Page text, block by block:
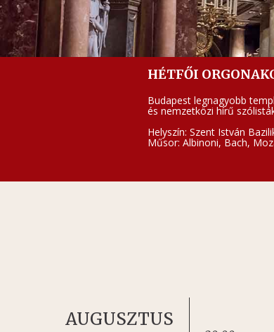
HÉTFŐI
Budapest legnagyobb
és nemzetközi hírű
Helyszín: Szent István
Műsor: Albinoni, Bach,
AUGUSZTUS